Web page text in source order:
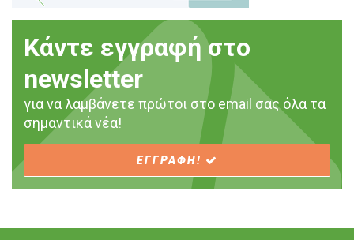
Κάντε εγγραφή στο
newsletter
για να λαμβάνετε πρώτοι στο email σας όλα τα
σημαντικά νέα!
ΕΓΓΡΑΦΗ!